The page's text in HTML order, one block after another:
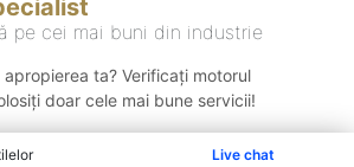
Live chat
pe cei mai buni din industrie
ta? Verificați motorul
doar cele mai bune servicii!